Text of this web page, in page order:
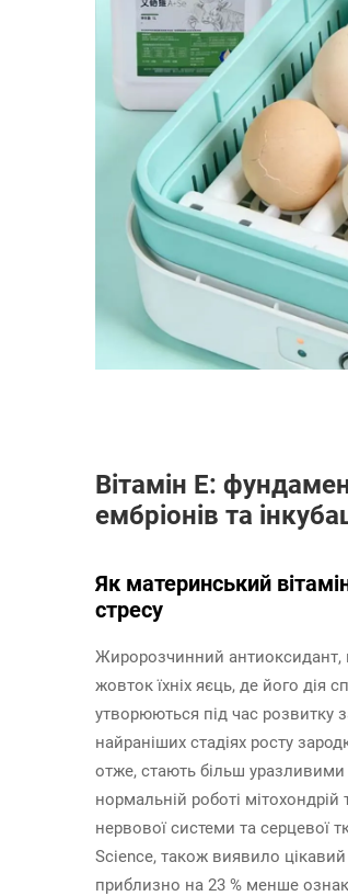
Вітамін E:
ембріонів та
Як материнський
стресу
Жиророзчинний антиоксидант,
жовток їхніх яєць, де його дія
утворюються під час розвитку
найраніших стадіях росту
отже, стають більш
нормальній роботі
нервової системи та серцевої
Science, також виявило
приблизно на 23 % менше ознак